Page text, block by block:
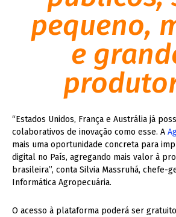
pequeno,
e
“Estados Unidos, França e Austrália já
colaborativos de inovação como esse. A
mais uma oportunidade concreta para
digital no País, agregando mais valor à
brasileira”, conta Silvia Massruhá, chefe-
Informática Agropecuária.
O acesso à plataforma poderá ser